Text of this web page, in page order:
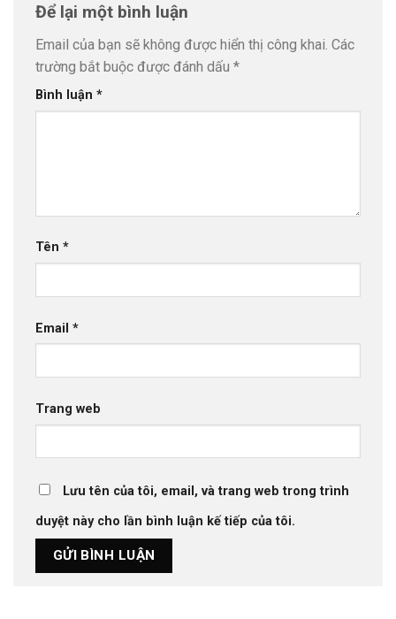
Để lại một bình luận
Email của bạn sẽ không được hiển thị công khai. Các
trường bắt buộc được đánh dấu *
Bình luận *
Tên *
Email *
Trang web
Lưu tên của tôi, email, và trang web trong trình
duyệt này cho lần bình luận kế tiếp của tôi.